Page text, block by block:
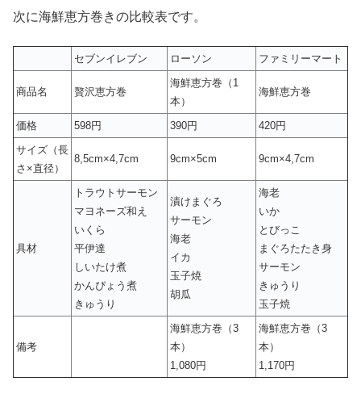
次に海鮮恵方巻きの比較表です。
セブンイレブン ローソン ファミリーマート
商品名 贅沢恵方巻
海鮮恵方巻（1
本）
海鮮恵方巻
価格 598円 390円
420円
サイズ（長
さ×直径）
8,5cm×4,7cm 9cm×5cm 9cm×4,7cm
具材
トラウトサーモン
マヨネーズ和え
いくら
平伊達
しいたけ煮
かんぴょう煮
きゅうり
漬けまぐろ
サーモン
海老
イカ
玉子焼
胡瓜
海老
いか
とびっこ
まぐろたたき身
サーモン
きゅうり
玉子焼
備考
海鮮恵方巻（3
本）
1,080円
海鮮恵方巻（3
本）
1,170円